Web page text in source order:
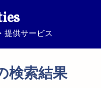
提供サービス
検索結果